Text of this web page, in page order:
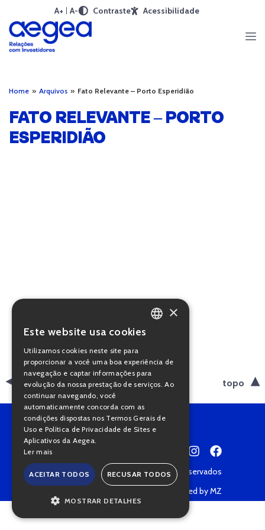
A+ A- Contraste Acessibilidade
Home » Arquivos » Fato Relevante – Porto Esperidião
FATO RELEVANTE – PORTO
ESPERIDIÃO
voltar topo
Copyright © 2022 • Todos os direitos reservados
Powered by MZ
PORTUGUESE
×
Este website usa cookies
Utilizamos cookies neste site para
proporcionar a você uma boa experiência de
navegação e captar informações para
evolução da nossa prestação de serviços. Ao
continuar navegando, você
automaticamente concorda com as
condições dispostas nos Termos Gerais de
Uso e Política de Privacidade de Sites e
Aplicativos da Aegea.
Ler mais
ACEITAR TODOS RECUSAR TODOS
MOSTRAR DETALHES